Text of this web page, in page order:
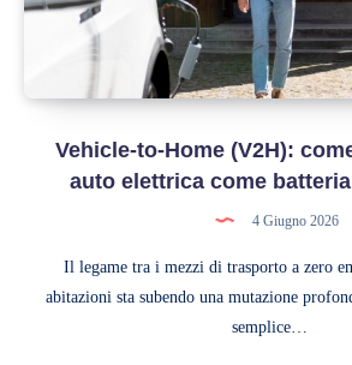
energetica
Vehicle-to-Home (V2H):
auto elettrica come
4 Giugno 2026
Il legame tra i mezzi di trasporto a zero
abitazioni sta subendo una mutazione
semplice…